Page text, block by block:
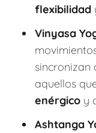
flexibilidad
Vinyasa
sincronizan
aquellos
enérgico y
Ashtanga